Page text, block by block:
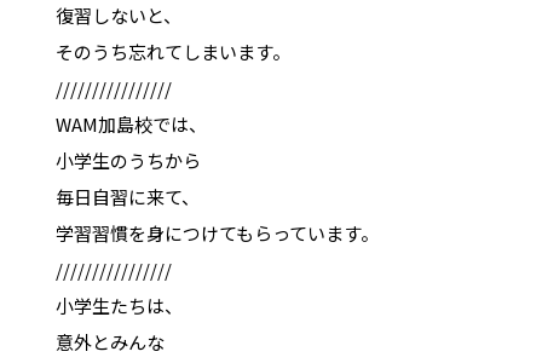
復習しないと、
そのうち忘れてしまいます。
////////////////
WAM加島校では、
小学生のうちから
毎日自習に来て、
学習習慣を身につけてもらっています。
////////////////
小学生たちは、
意外とみんな